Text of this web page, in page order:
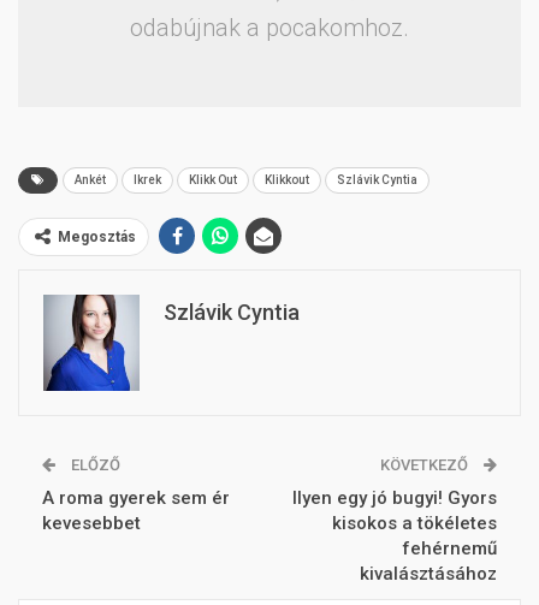
odabújnak a pocakomhoz.
Ankét Ikrek Klikk Out Klikkout Szlávik Cyntia
Megosztás
Szlávik Cyntia
ELŐZŐ
A roma gyerek sem ér
kevesebbet
KÖVETKEZŐ
Ilyen egy jó bugyi! Gyors
kisokos a tökéletes
fehérnemű
kivalásztásához